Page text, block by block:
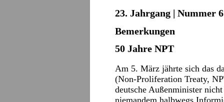
23. Jahrgang | Nummer
Bemerkungen
50 Jahre NPT
Am 5. März jährte sich das
(Non-Proliferation Treaty,
deutsche Außenminister
niemandem halbwegs